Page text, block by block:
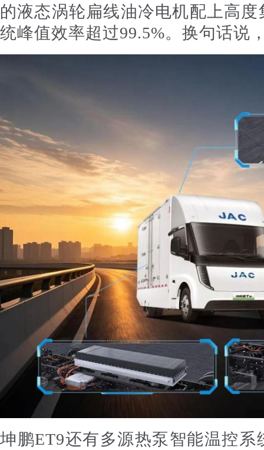
的液态涡轮扁线油冷电机配上高
统峰值效率超过99.5%。换句话说
坤鹏ET9还有多源热泵智能温控